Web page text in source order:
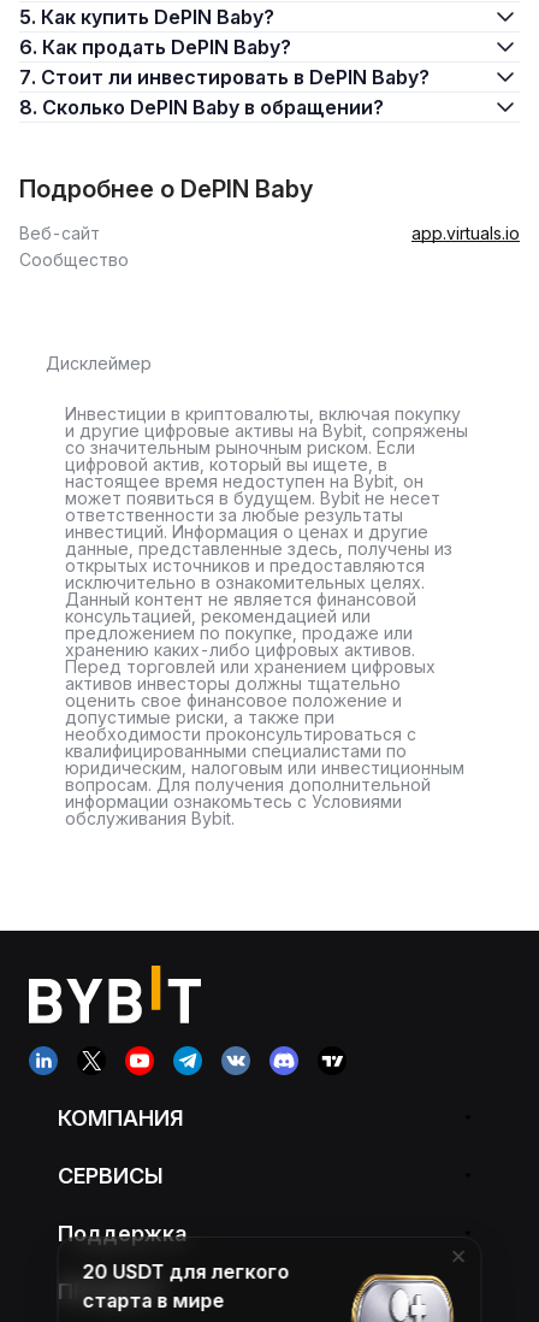
5. Как купить DePIN Baby?
6. Как продать DePIN Baby?
7. Стоит ли инвестировать в DePIN Baby?
8. Сколько DePIN Baby в обращении?
Подробнее о DePIN Baby
Веб-сайт
app.virtuals.io
Сообщество
Дисклеймер
Инвестиции в криптовалюты, включая покупку
и другие цифровые активы на Bybit, сопряжены
со значительным рыночным риском. Если
цифровой актив, который вы ищете, в
настоящее время недоступен на Bybit, он
может появиться в будущем. Bybit не несет
ответственности за любые результаты
инвестиций. Информация о ценах и другие
данные, представленные здесь, получены из
открытых источников и предоставляются
исключительно в ознакомительных целях.
Данный контент не является финансовой
консультацией, рекомендацией или
предложением по покупке, продаже или
хранению каких-либо цифровых активов.
Перед торговлей или хранением цифровых
активов инвесторы должны тщательно
оценить свое финансовое положение и
допустимые риски, а также при
необходимости проконсультироваться с
квалифицированными специалистами по
юридическим, налоговым или инвестиционным
вопросам. Для получения дополнительной
информации ознакомьтесь с Условиями
обслуживания Bybit.
КОМПАНИЯ
СЕРВИСЫ
Поддержка
ПРОДУКТ
20 USDT для легкого
старта в мире